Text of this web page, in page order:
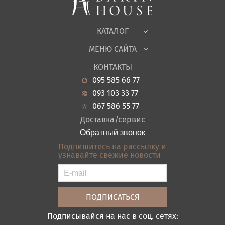
положить матрас.
Будет ли тут бельевой ящик.
средними показателями.
Учитывайте рост и вес спящих
понадобится индивидуальное
изготовление.КАТАЛОГ
Офисная мебель
Садовая мебель
Гостиная
Кухня
Прихожие
Ванная
Акции
МЕНЮ САЙТА
О нас
Новости
Гарантия
Кредит
Оплата и доставка
Отзывы
Контакты
Карта сайта
Условия покупки
КОНТАКТЫ
095 585 66 77
093 103 33 77
067 586 55 77
Доставка/сервис
Обратный звонок
Подпишитесь на рассылку и
узнавайте свежие новости
Подписывайся на нас в соц. сетях: